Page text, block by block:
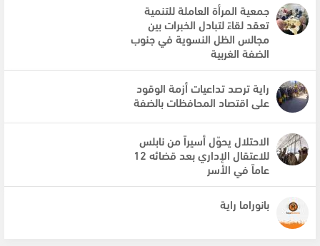
جمعية المرأة العاملة للتنمية
تعقد لقاءً لتبادل الخبرات بين
مجالس الظل النسوية في جنوب
الضفة الغربية
راية ترصد تداعيات أزمة الوقود
على اقتصاد المحافظات بالضفة
الاحتلال يحوّل أسيراً من نابلس
للاعتقال الإداري بعد قضائه 12
عاماً في الأسر
بانوراما راية